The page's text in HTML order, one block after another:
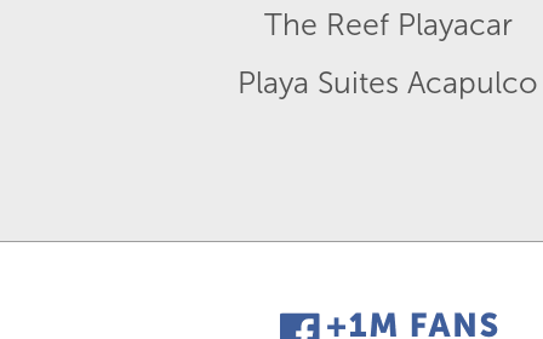
The Reef Playacar
Playa Suites Acapulco